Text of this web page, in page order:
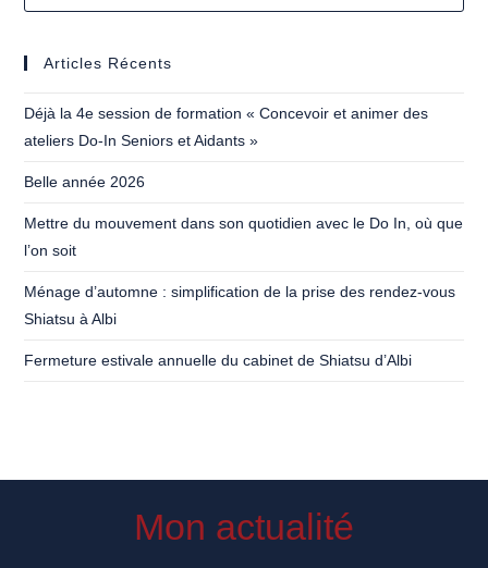
Articles Récents
Déjà la 4e session de formation « Concevoir et animer des
ateliers Do-In Seniors et Aidants »
Belle année 2026
Mettre du mouvement dans son quotidien avec le Do In, où que
l’on soit
Ménage d’automne : simplification de la prise des rendez-vous
Shiatsu à Albi
Fermeture estivale annuelle du cabinet de Shiatsu d’Albi
Mon actualité